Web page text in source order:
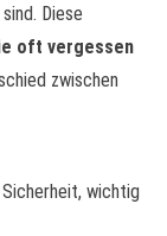
Diese
oft vergessen
zwischen
wichtig